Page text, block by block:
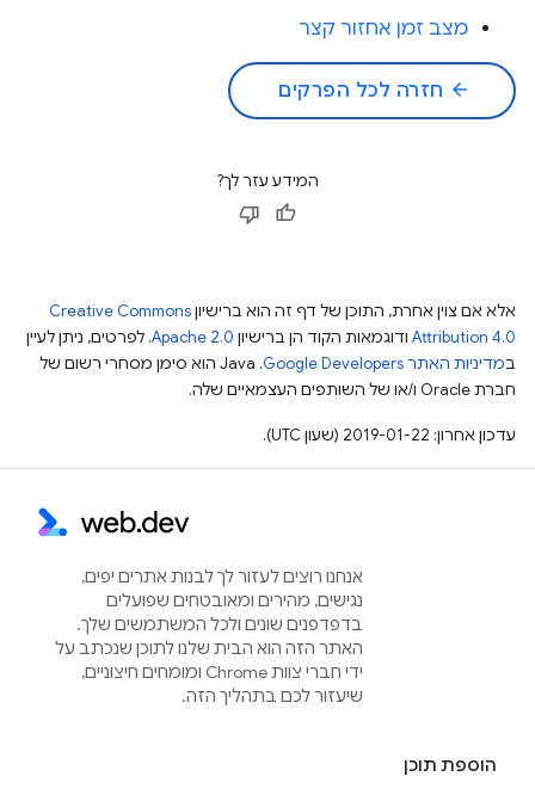
מצב זמן אחזור קצר
arrow_back חזרה לכל הפרקים
המידע עזר לך?
אלא אם צוין אחרת, התוכן של דף זה הוא ברישיוןCreative Commons
Attribution 4.0 ודוגמאות הקוד הן ברישיון Apache 2.0. לפרטים, ניתן לעיין
במדיניות האתר Google Developers‏
.‏ Java הוא סימן מסחרי רשום של
חברת Oracle ו/או של השותפים העצמאיים שלה.
עדכון אחרון: 2019-01-22 (שעון UTC).
אנחנו רוצים לעזור לך לבנות אתרים יפים,
נגישים, מהירים ומאובטחים שפועלים
בדפדפנים שונים ולכל המשתמשים שלך.
האתר הזה הוא הבית שלנו לתוכן שנכתב על
ידי חברי צוות Chrome ומומחים חיצוניים,
שיעזור לכם בתהליך הזה.
הוספת תוכן